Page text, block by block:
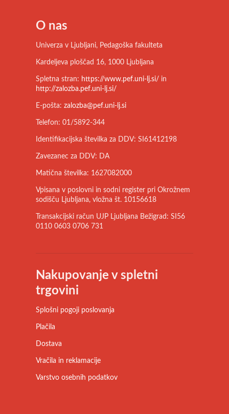
O nas
Univerza v Ljubljani, Pedagoška fakulteta
Kardeljeva ploščad 16, 1000 Ljubljana
Spletna stran: https://www.pef.uni-lj.si/ in
http://zalozba.pef.uni-lj.si/
E-pošta: zalozba@pef.uni-lj.si
Telefon: 01/5892-344
Identifikacijska številka za DDV: SI61412198
Zavezanec za DDV: DA
Matična številka: 1627082000
Vpisana v poslovni in sodni register pri Okrožnem
sodišču Ljubljana, vložna št. 10156618
Transakcijski račun UJP Ljubljana Bežigrad: SI56
0110 0603 0706 731
Nakupovanje v spletni
trgovini
Splošni pogoji poslovanja
Plačila
Dostava
Vračila in reklamacije
Varstvo osebnih podatkov